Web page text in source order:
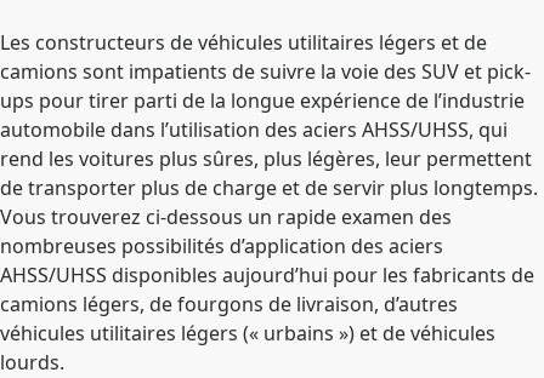
Les constructeurs de véhicules utilitaires légers et de
camions sont impatients de suivre la voie des SUV et pick-
ups pour tirer parti de la longue expérience de l’industrie
automobile dans l’utilisation des aciers AHSS/UHSS, qui
rend les voitures plus sûres, plus légères, leur permettent
de transporter plus de charge et de servir plus longtemps.
Vous trouverez ci-dessous un rapide examen des
nombreuses possibilités d’application des aciers
AHSS/UHSS disponibles aujourd’hui pour les fabricants de
camions légers, de fourgons de livraison, d’autres
véhicules utilitaires légers (« urbains ») et de véhicules
lourds.